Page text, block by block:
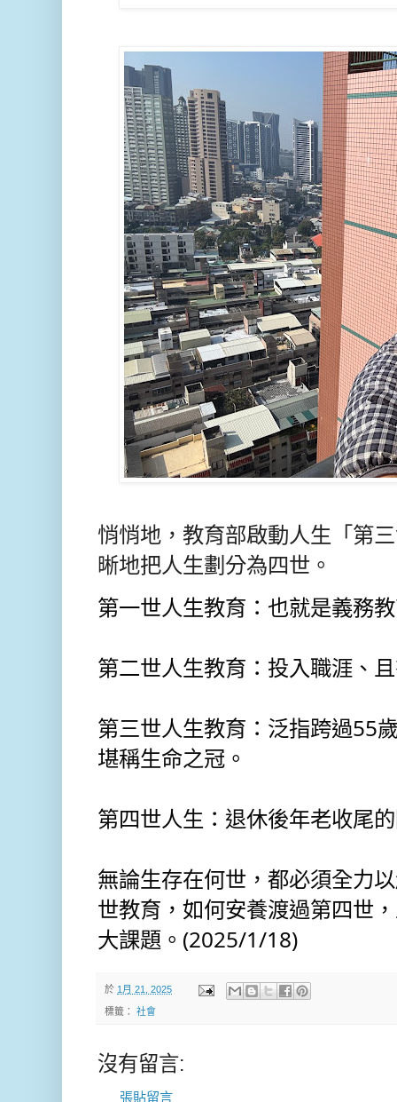
悄悄地，教育部啟動人生「第
晰地把人生劃分為四世。
第一世人生教育：也就是義務
第二世人生教育：投入職涯、
第三世人生教育：泛指跨過55
堪稱生命之冠。
第四世人生：退休後年老收尾
無論生存在何世，都必須全力
世教育，如何安養渡過第四世
大課題。(2025/1/18)
於 1月 21, 2025
標籤： 社會
沒有留言:
張貼留言